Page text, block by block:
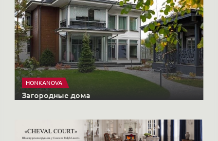
HONKANOVA
Загородные дома